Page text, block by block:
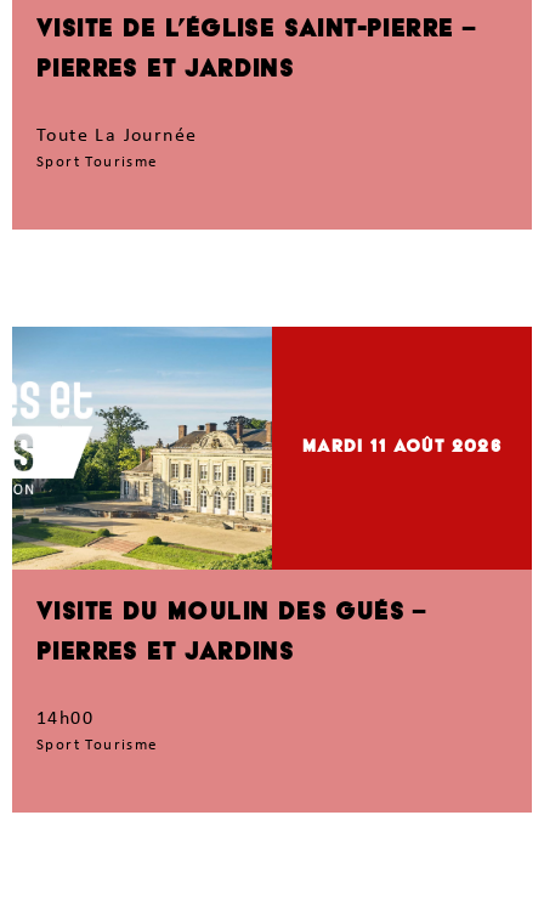
VISITE DE L’ÉGLISE SAINT-PIERRE –
PIERRES ET JARDINS
Toute La Journée
Sport Tourisme
mardi 11 Août 2026
VISITE DU MOULIN DES GUÉS –
PIERRES ET JARDINS
14h00
Sport Tourisme